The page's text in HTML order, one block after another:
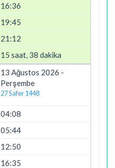
16:36
19:45
21:12
15 saat, 38 dakika
13 Ağustos 2026 -
Perşembe
27 Safer 1448
04:08
05:44
12:50
16:35